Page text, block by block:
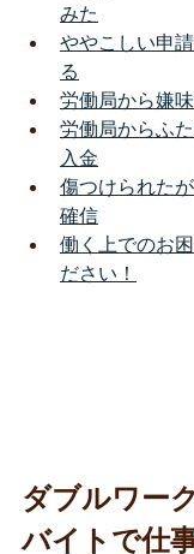
みた
ややこしい申
る
労働局から嫌
労働局からふ
入金​
傷つけられた
確信
働く上でのお
ださい！
ダブルワー
バイトで仕